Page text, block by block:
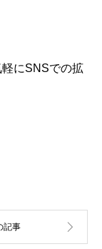
にSNSでの拡